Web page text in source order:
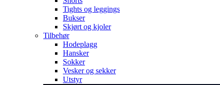
Tights og leggings
Bukser
Skjørt og kjoler
Tilbehør
Hodeplagg
Hansker
Sokker
Vesker og sekker
Utstyr